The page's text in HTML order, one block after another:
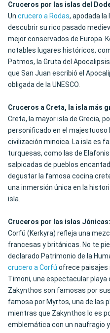
Cruceros por las islas del
Un crucero a Rodas, apodada la
descubrir su rico pasado
mejor conservados de Europa.
notables lugares históricos,
Patmos, la Gruta del
que San Juan escribió el
obligada de la UNESCO.
Cruceros a Creta, la isla más
Creta, la mayor isla de Grecia,
personificado en el majestuoso
civilización minoica. La isla es
turquesas, como las de
salpicadas de pueblos
degustar la famosa cocina
una inmersión única en la
isla.
Cruceros por las islas
Corfú (Kerkyra) refleja una
francesas y británicas. No te
declarado Patrimonio de la
crucero a Corfú ofrece paisajes
Timoni, una espectacular playa
Zakynthos son famosas por
famosa por Myrtos, una de las
mientras que Zakynthos lo es
emblemática con un naufragio